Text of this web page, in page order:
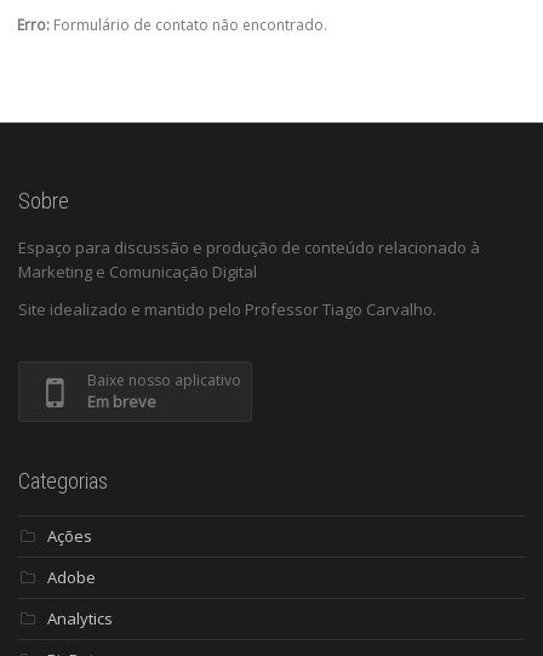
Erro: Formulário de contato não encontrado.
Sobre
Espaço para discussão e produção de conteúdo relacionado à
Marketing e Comunicação Digital
Site idealizado e mantido pelo Professor Tiago Carvalho.
Baixe nosso aplicativo
Em breve
Categorias
Ações
Adobe
Analytics